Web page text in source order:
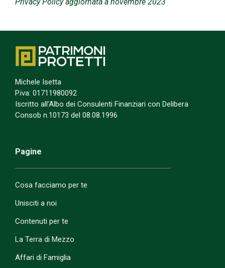
Michele Isetta
P.iva: 01711980092
Iscritto all’Albo dei Consulenti Finanziari con Delibera
Consob n.10173 del 08.08.1996
Pagine
Cosa facciamo per te
Unisciti a noi
Contenuti per te
La Terra di Mezzo
Affari di Famiglia